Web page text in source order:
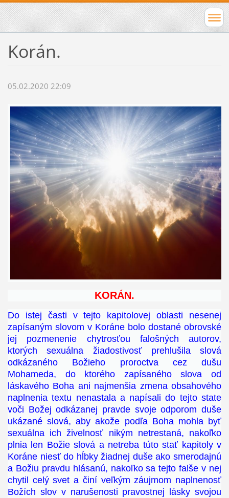
Korán.
05.02.2020 22:09
KORÁN.
Do istej časti v tejto kapitolovej oblasti nesenej
zapísaným slovom v Koráne bolo dostané obrovské
jej pozmenenie chytrosťou falošných autorov,
ktorých sexuálna žiadostivosť prehlušila slová
odkázaného Božieho proroctva cez dušu
Mohameda, do ktorého zapísaného slova od
láskavého Boha ani najmenšia zmena obsahového
naplnenia textu nenastala a napísali do tejto state
voči Božej odkázanej pravde svoje odporom duše
ukázané slová, aby akože podľa Boha mohla byť
sexuálna ich živelnosť nikým netrestaná, nakoľko
plnia len Božie slová a netreba túto stať kapitoly v
Koráne niesť do hĺbky žiadnej duše ako smerodajnú
a Božiu pravdu hlásanú, nakoľko sa tejto falše v nej
chytil celý svet a činí veľkým záujmom naplnenosť
Božích slov v narušenosti pravostnej lásky svojou